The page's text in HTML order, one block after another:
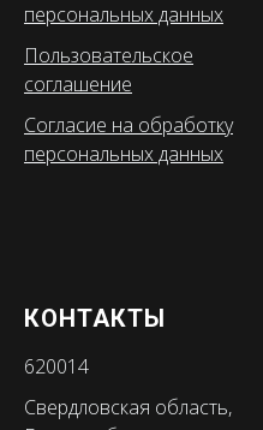
персональных данных
Пользовательское
соглашение
Согласие на обработку
персональных данных
КОНТАКТЫ
620014
Свердловская область,